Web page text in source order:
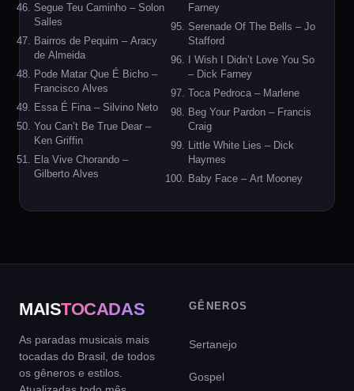
Segue Teu Caminho – Solon
Salles
Bairros de Pequim – Aracy
de Almeida
Pode Matar Que É Bicho –
Francisco Alves
Essa É Fina – Silvino Neto
You Can’t Be True Dear –
Ken Griffin
Ela Vive Chorando –
Gilberto Alves
Farney
Serenade Of The Bells – Jo
Stafford
I Wish I Didn’t Love You So
– Dick Farney
Toca Pedroca – Marlene
Beg Your Pardon – Francis
Craig
Little White Lies – Dick
Haymes
Baby Face – Art Mooney
MAISTOCADAS
As paradas musicais mais
tocadas do Brasil, de todos
os gêneros e estilos.
GÊNEROS
Sertanejo
Gospel